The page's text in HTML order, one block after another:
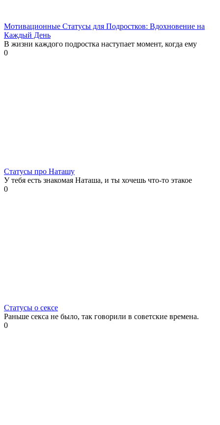
Мотивационные Статусы для Подростков: Вдохновение на
Каждый День
В жизни каждого подростка наступает момент, когда ему
0
Статусы про Наташу
У тебя есть знакомая Наташа, и ты хочешь что-то этакое
0
Статусы о сексе
Раньше секса не было, так говорили в советские времена.
0